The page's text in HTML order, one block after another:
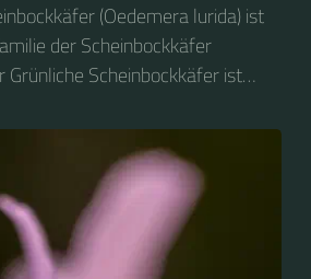
(Oedemera lurida) ist
der Scheinbockkäfer
Grünliche Scheinbockkäfer ist
nobilis).